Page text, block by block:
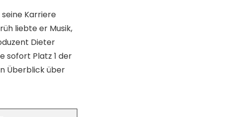
Karriere
liebte er Musik,
Dieter
sofort Platz 1 der
Überblick über